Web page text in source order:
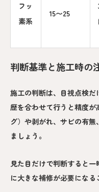
フッ
素系
15〜25
判断基準と施工時の
施工の判断は、目視点検
歴を合わせて行うと精度
グ）や剥がれ、サビの有
ましょう。
見た目だけで判断すると
に大きな補修が必要になる